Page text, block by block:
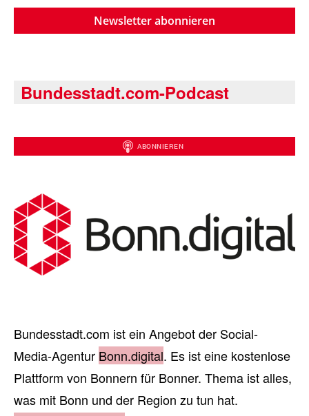
Newsletter abonnieren
Bundesstadt.com-Podcast
Bundesstadt.com ist ein Angebot der Social-
Media-Agentur Bonn.digital. Es ist eine kostenlose
Plattform von Bonnern für Bonner. Thema ist alles,
was mit Bonn und der Region zu tun hat.